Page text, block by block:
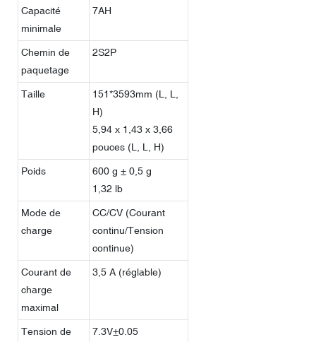
Capacité
minimale
7AH
Chemin de
paquetage
2S2P
Taille
151*3593mm (L, L,
H)
5,94 x 1,43 x 3,66
pouces (L, L, H)
Poids
600 g ± 0,5 g
1,32 lb
Mode de
charge
CC/CV (Courant
continu/Tension
continue)
Courant de
charge
maximal
3,5 A (réglable)
Tension de
7.3V±0.05